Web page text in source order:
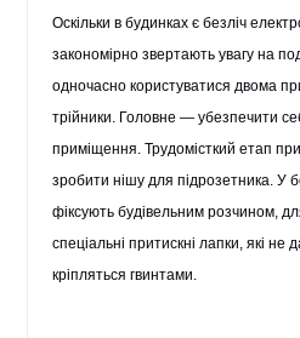
Оскільки в будинках є безліч
закономірно звертають увагу на
одночасно користуватися двома
трійники. Головне — убезпечити
приміщення. Трудомісткий етап
зробити нішу для підрозетника. У
фіксують будівельним розчином,
спеціальні притискні лапки, які не
кріпляться гвинтами.